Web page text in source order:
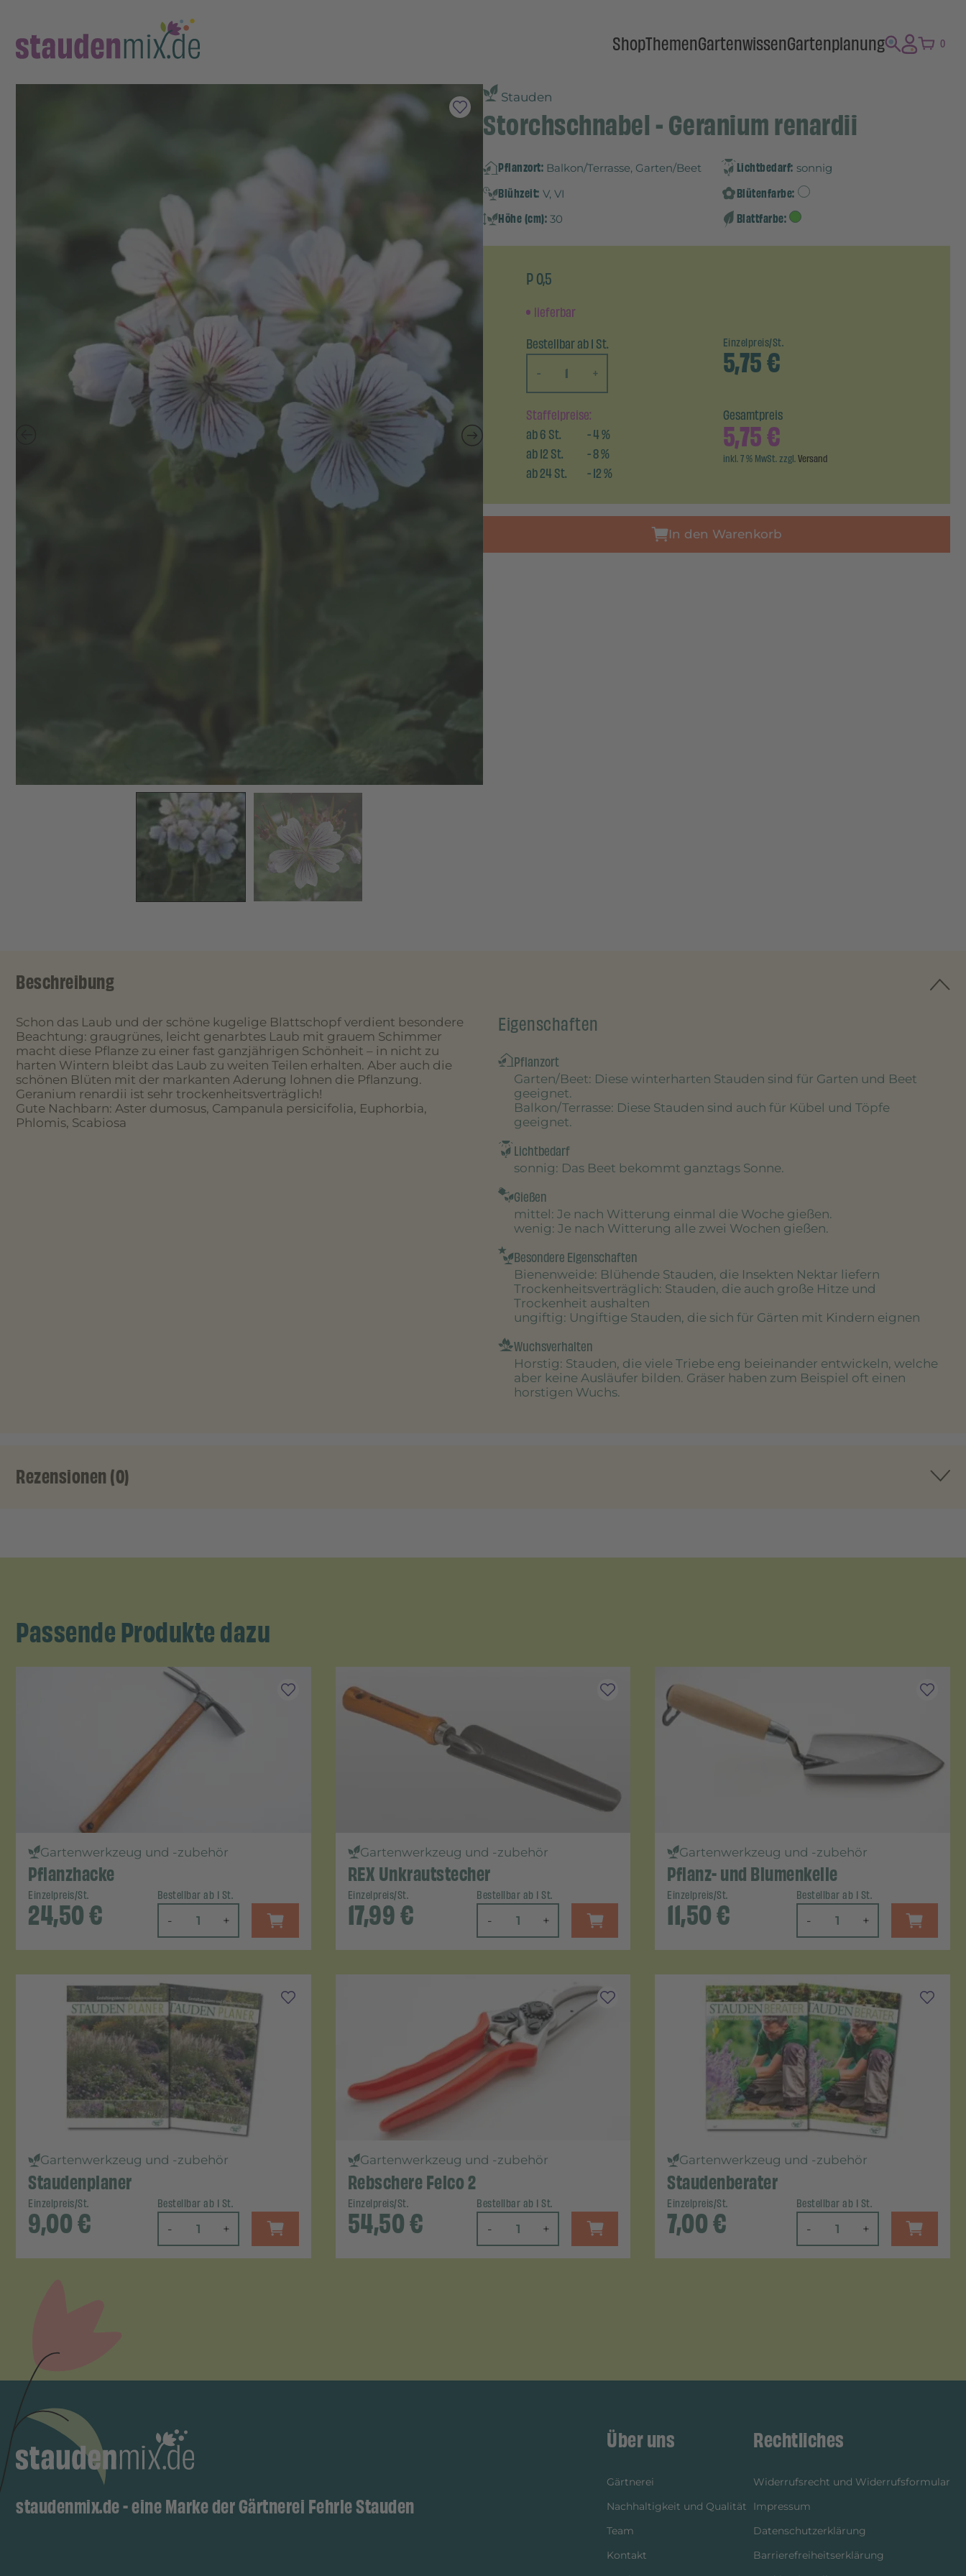
ShopThemenGartenwissenGartenplanung 0
Stauden
Storchschnabel - Geranium renardii
Pflanzort: Balkon/Terrasse, Garten/Beet Lichtbedarf: sonnig
Blühzeit: V, VI
Blütenfarbe:
Höhe (cm): 30 Blattfarbe:
P 0,5
lieferbar
Bestellbar ab 1 St.
-
+
Einzelpreis/St.
5,75€
Staffelpreise:
ab6St. -4%
ab12St. -8%
ab24St. -12%
Gesamtpreis
5,75€
inkl. 7 % MwSt. zzgl.Versand
In den Warenkorb
Beschreibung
Schon das Laub und der schöne kugelige Blattschopf verdient besondere
Beachtung: graugrünes, leicht genarbtes Laub mit grauem Schimmer
macht diese Pflanze zu einer fast ganzjährigen Schönheit – in nicht zu
harten Wintern bleibt das Laub zu weiten Teilen erhalten. Aber auch die
schönen Blüten mit der markanten Aderung lohnen die Pflanzung.
Geranium renardii ist sehr trockenheitsverträglich!
Gute Nachbarn: Aster dumosus, Campanula persicifolia, Euphorbia,
Phlomis, Scabiosa
Eigenschaften
Pflanzort
Garten/Beet: Diese winterharten Stauden sind für Garten und Beet
geeignet.
Balkon/Terrasse: Diese Stauden sind auch für Kübel und Töpfe
geeignet.
Lichtbedarf
sonnig: Das Beet bekommt ganztags Sonne.
Gießen
mittel : Je nach Witterung einmal die Woche gießen.
wenig: Je nach Witterung alle zwei Wochen gießen.
Besondere Eigenschaften
Bienenweide: Blühende Stauden, die Insekten Nektar liefern
Trockenheitsverträglich: Stauden, die auch große Hitze und
Trockenheit aushalten
ungiftig: Ungiftige Stauden, die sich für Gärten mit Kindern eignen
Wuchsverhalten
Horstig: Stauden, die viele Triebe eng beieinander entwickeln, welche
aber keine Ausläufer bilden. Gräser haben zum Beispiel oft einen
horstigen Wuchs.
Rezensionen (0)
Passende Produkte dazu
Gartenwerkzeug und -zubehör
Pflanzhacke
Einzelpreis/St.
24,50€
Bestellbar ab 1 St.
- +
Gartenwerkzeug und -zubehör
REX Unkrautstecher
Einzelpreis/St.
17,99€
Bestellbar ab 1 St.
- +
Gartenwerkzeug und -zubehör
Pflanz- und Blumenkelle
Einzelpreis/St.
11,50€
Bestellbar ab 1 St.
- +
Gartenwerkzeug und -zubehör
Staudenplaner
Einzelpreis/St.
9,00€
Bestellbar ab 1 St.
- +
Gartenwerkzeug und -zubehör
Rebschere Felco 2
Einzelpreis/St.
54,50€
Bestellbar ab 1 St.
- +
Gartenwerkzeug und -zubehör
Staudenberater
Einzelpreis/St.
7,00€
Bestellbar ab 1 St.
- +
staudenmix.de - eine Marke der Gärtnerei Fehrle Stauden
Über uns
Gärtnerei
Nachhaltigkeit und Qualität
Team
Kontakt
Rechtliches
Widerrufsrecht und Widerrufsformular
Impressum
Datenschutzerklärung
Barrierefreiheitserklärung